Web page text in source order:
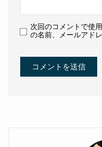
次回のコメントで使
の名前、メールアド